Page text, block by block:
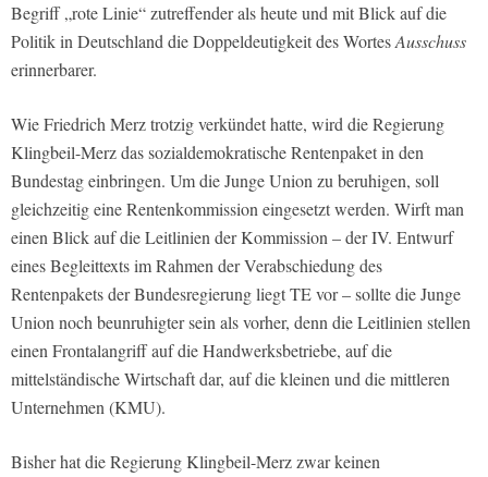
Begriff „rote Linie“ zutreffender als heute und mit Blick auf die
Politik in Deutschland die Doppeldeutigkeit des WortesAusschuss
erinnerbarer.
Wie Friedrich Merz trotzig verkündet hatte, wird die Regierung
Klingbeil-Merz das sozialdemokratische Rentenpaket in den
Bundestag einbringen. Um die Junge Union zu beruhigen, soll
gleichzeitig eine Rentenkommission eingesetzt werden. Wirft man
einen Blick auf die Leitlinien der Kommission – der IV. Entwurf
eines Begleittexts im Rahmen der Verabschiedung des
Rentenpakets der Bundesregierung liegt TE vor – sollte die Junge
Union noch beunruhigter sein als vorher, denn die Leitlinien stellen
einen Frontalangriff auf die Handwerksbetriebe, auf die
mittelständische Wirtschaft dar, auf die kleinen und die mittleren
Unternehmen (KMU).
Bisher hat die Regierung Klingbeil-Merz zwar keinen